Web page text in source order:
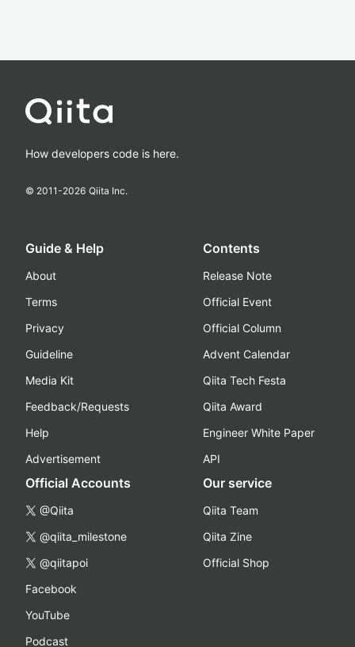
How developers code is here.
© 2011-2026 Qiita Inc.
Guide & Help
About
Terms
Privacy
Guideline
Media Kit
Feedback/Requests
Help
Advertisement
Contents
Release Note
Official Event
Official Column
Advent Calendar
Qiita Tech Festa
Qiita Award
Engineer White Paper
API
Official Accounts
@Qiita
@qiita_milestone
@qiitapoi
Facebook
YouTube
Podcast
Our service
Qiita Team
Qiita Zine
Official Shop